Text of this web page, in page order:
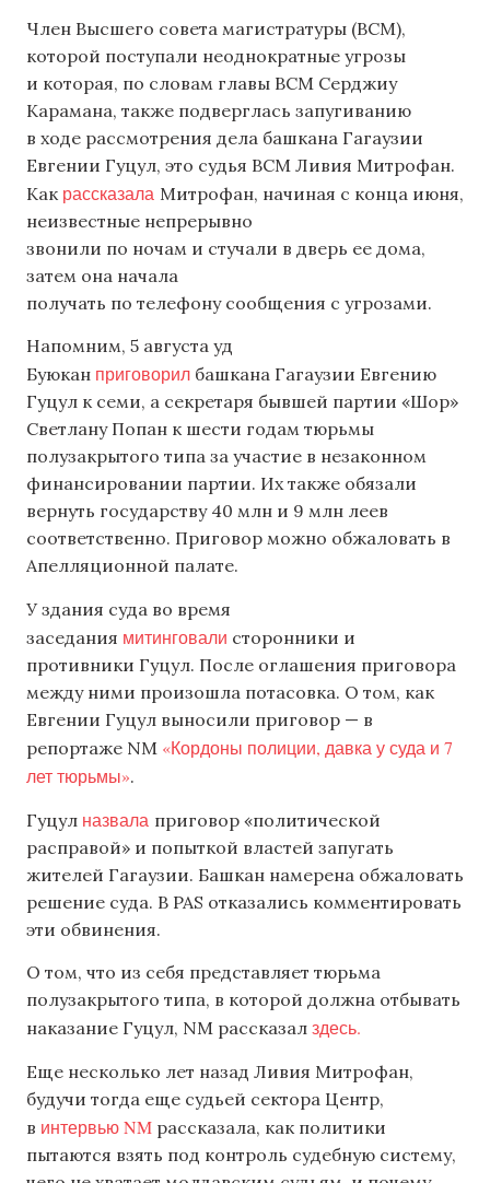
Член Высшего совета магистратуры (ВСМ),
которой поступали неоднократные угрозы
и которая, по словам главы ВСМ Серджиу
Карамана, также подверглась запугиванию
в ходе рассмотрения дела башкана Гагаузии
Евгении Гуцул, это судья ВСМ Ливия Митрофан.
Как рассказала Митрофан, начиная с конца июня,
неизвестные непрерывно
звонили по ночам и стучали в дверь ее дома,
затем она начала
получать по телефону сообщения с угрозами.
Напомним, 5 августа уд
Буюкан приговорил башкана Гагаузии Евгению
Гуцул к семи, а секретаря бывшей партии «Шор»
Светлану Попан к шести годам тюрьмы
полузакрытого типа за участие в незаконном
финансировании партии. Их также обязали
вернуть государству 40 млн и 9 млн леев
соответственно. Приговор можно обжаловать в
Апелляционной палате.
У здания суда во время
заседания митинговали сторонники и
противники Гуцул. После оглашения приговора
между ними произошла потасовка. О том, как
Евгении Гуцул выносили приговор — в
репортаже NM «Кордоны полиции, давка у суда и 7
лет тюрьмы».
Гуцул назвала приговор «политической
расправой» и попыткой властей запугать
жителей Гагаузии. Башкан намерена обжаловать
решение суда. В PAS отказались комментировать
эти обвинения.
О том, что из себя представляет тюрьма
полузакрытого типа, в которой должна отбывать
наказание Гуцул, NM рассказал здесь.
Еще несколько лет назад Ливия Митрофан,
будучи тогда еще судьей сектора Центр,
в интервью NM рассказала, как политики
пытаются взять под контроль судебную систему,